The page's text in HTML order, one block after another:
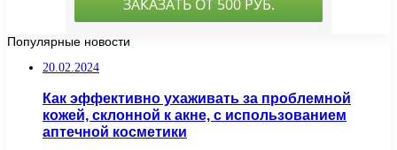
Популярные новости
20.02.2024
Как эффективно ухаживать за проблемной
кожей, склонной к акне, с использованием
аптечной косметики